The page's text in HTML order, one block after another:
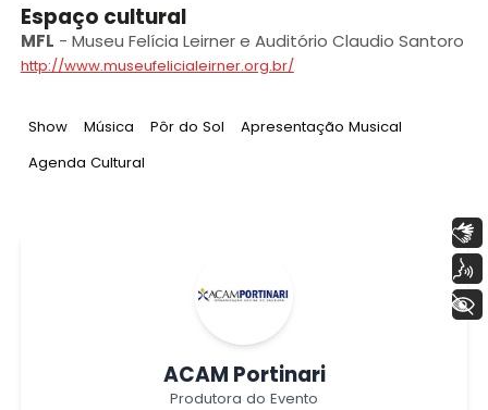
Espaço cultural
MFL - Museu Felícia Leirner e Auditório Claudio Santoro
http://www.museufelicialeirner.org.br/
Tag:
Show Tag:
Música Tag :
Pôr do Sol Tag:
Apresentação Musical
Tag:
Agenda Cultural
ACAM Portinari
Produtora do Evento
+ Acessibilidade